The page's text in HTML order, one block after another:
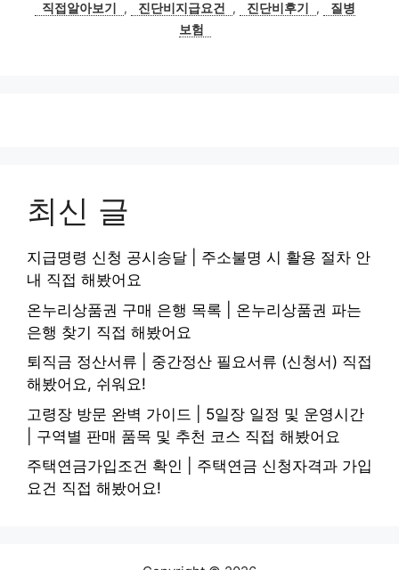
직접알아보기
, 진단비지급요건 , 진단비후기 ,
질병
보험
최신 글
지급명령 신청 공시송달 | 주소불명 시 활용 절차 안
내 직접 해봤어요
온누리상품권 구매 은행 목록 | 온누리상품권 파는
은행 찾기 직접 해봤어요
퇴직금 정산서류 | 중간정산 필요서류 (신청서) 직접
해봤어요, 쉬워요!
고령장 방문 완벽 가이드 | 5일장 일정 및 운영시간
| 구역별 판매 품목 및 추천 코스 직접 해봤어요
주택연금가입조건 확인 | 주택연금 신청자격과 가입
요건 직접 해봤어요!